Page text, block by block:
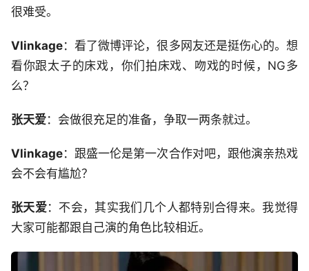
很难受。
Vlinkage：看了微博评论，很多网友还是挺伤心的。想
看你跟太子的床戏，你们拍床戏、吻戏的时候，NG多
么？
张天爱：会做很充足的准备，争取一两条就过。
Vlinkage：跟盛一伦是第一次合作对吧，跟他演亲热戏
会不会有尴尬？
张天爱：不会，其实我们几个人都特别合得来。我觉得
大家可能都跟自己演的角色比较相近。